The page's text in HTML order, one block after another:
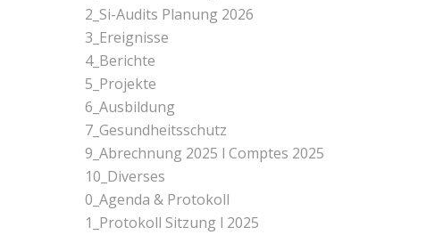
2_Si-Audits Planung 2026
3_Ereignisse
4_Berichte
5_Projekte
6_Ausbildung
7_Gesundheitsschutz
9_Abrechnung 2025 l Comptes 2025
10_Diverses
0_Agenda & Protokoll
1_Protokoll Sitzung l 2025